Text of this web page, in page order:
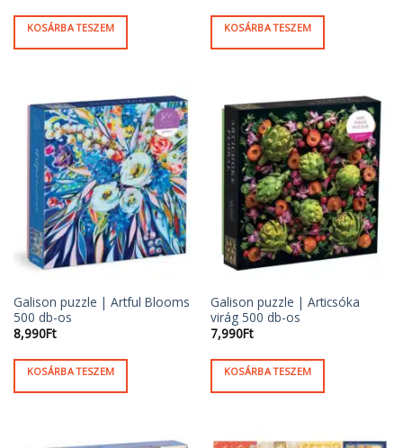
KOSÁRBA TESZEM KOSÁRBA TESZEM
Galison puzzle | Artful Blooms
500 db-os
8,990Ft
KOSÁRBA TESZEM
Galison puzzle | Articsóka
virág 500 db-os
7,990Ft
KOSÁRBA TESZEM